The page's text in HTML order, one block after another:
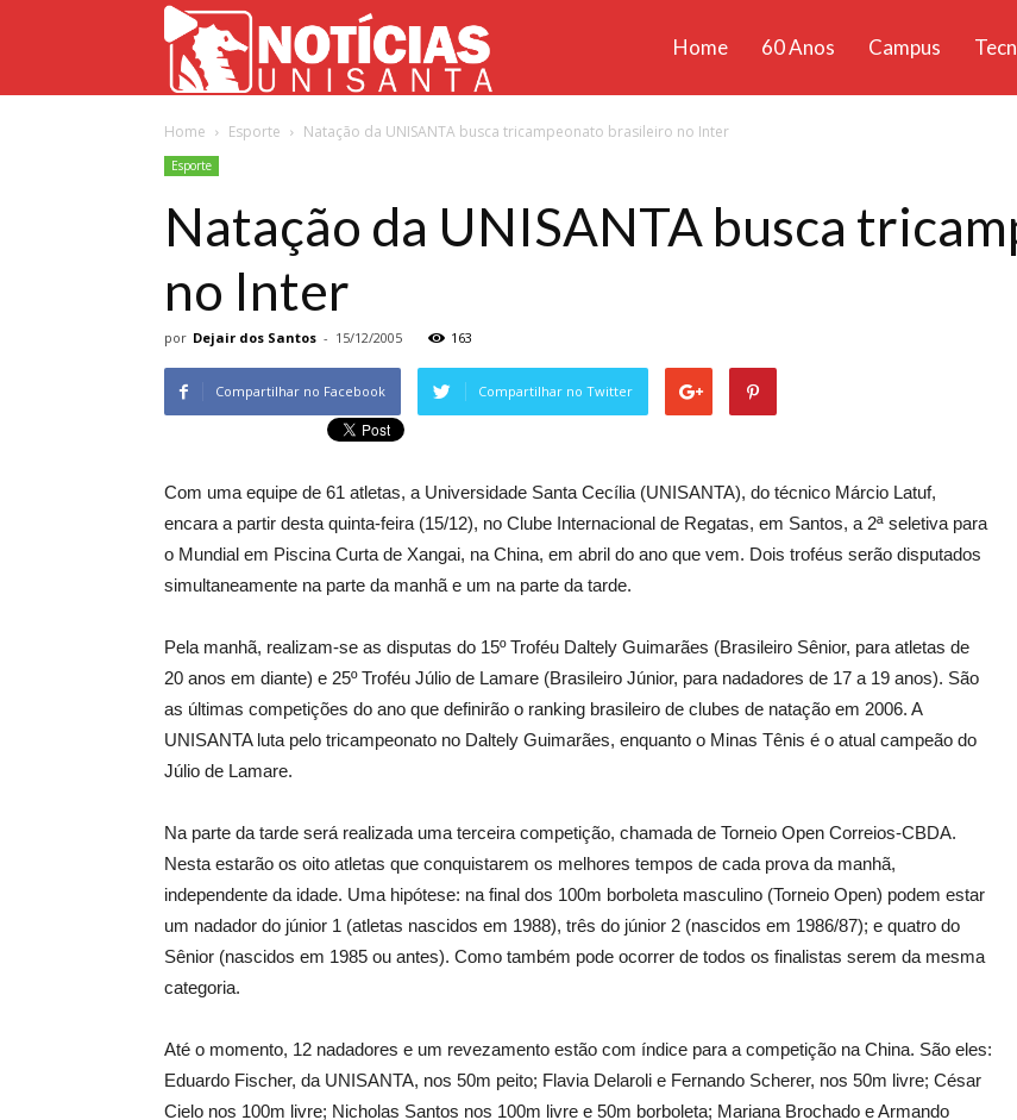
Unisanta
Home 60 Anos Campus
Home Esporte Natação da UNISANTA busca tricampeonato brasileiro no Inter
Esporte
Natação da UNISANTA busca
no Inter
por Dejair dos Santos - 15/12/2005 163
Compartilhar no Facebook Compartilhar no Twitter
Com uma equipe de 61 atletas, a Universidade Santa Cecília (UNISANTA), do técnico Márcio Latuf,
encara a partir desta quinta-feira (15/12), no Clube Internacional de Regatas, em Santos, a 2ª seletiva para
o Mundial em Piscina Curta de Xangai, na China, em abril do ano que vem. Dois troféus serão disputados
simultaneamente na parte da manhã e um na parte da tarde.
Pela manhã, realizam-se as disputas do 15º Troféu Daltely Guimarães (Brasileiro Sênior, para atletas de
20 anos em diante) e 25º Troféu Júlio de Lamare (Brasileiro Júnior, para nadadores de 17 a 19 anos). São
as últimas competições do ano que definirão o ranking brasileiro de clubes de natação em 2006. A
UNISANTA luta pelo tricampeonato no Daltely Guimarães, enquanto o Minas Tênis é o atual campeão do
Júlio de Lamare.
Na parte da tarde será realizada uma terceira competição, chamada de Torneio Open Correios-CBDA.
Nesta estarão os oito atletas que conquistarem os melhores tempos de cada prova da manhã,
independente da idade. Uma hipótese: na final dos 100m borboleta masculino (Torneio Open) podem estar
um nadador do júnior 1 (atletas nascidos em 1988), três do júnior 2 (nascidos em 1986/87); e quatro do
Sênior (nascidos em 1985 ou antes). Como também pode ocorrer de todos os finalistas serem da mesma
categoria.
Até o momento, 12 nadadores e um revezamento estão com índice para a competição na China. São eles:
Eduardo Fischer, da UNISANTA, nos 50m peito; Flavia Delaroli e Fernando Scherer, nos 50m livre; César
Cielo nos 100m livre; Nicholas Santos nos 100m livre e 50m borboleta; Mariana Brochado e Armando